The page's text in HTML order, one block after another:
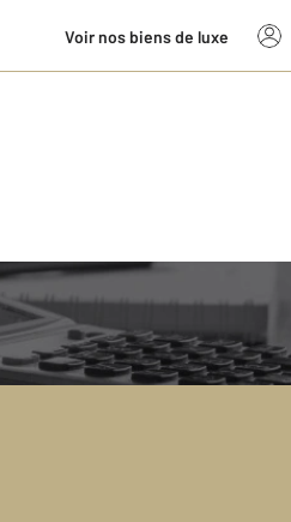
Voir nos biens de luxe